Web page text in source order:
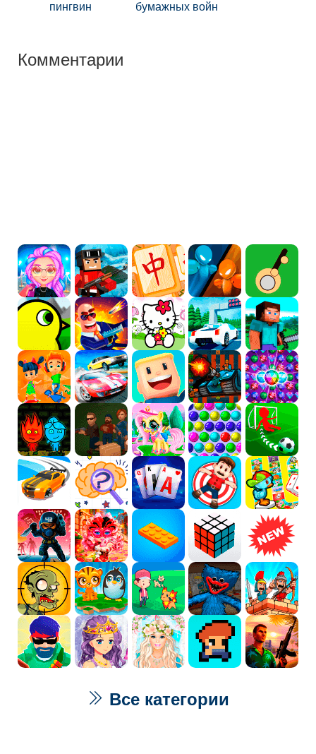
пингвин
бумажных войн
Комментарии
Все категории